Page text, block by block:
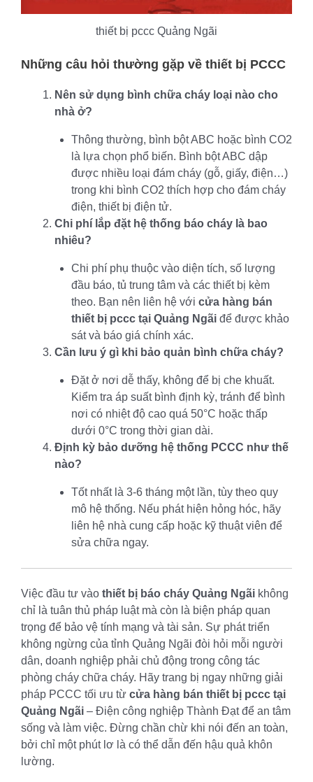
thiết bị pccc Quảng Ngãi
Những câu hỏi thường gặp về thiết bị PCCC
Nên sử dụng bình chữa cháy loại nào cho
nhà ở?
Thông thường, bình bột ABC hoặc bình CO2
là lựa chọn phổ biến. Bình bột ABC dập
được nhiều loại đám cháy (gỗ, giấy, điện…)
trong khi bình CO2 thích hợp cho đám cháy
điện, thiết bị điện tử.
Chi phí lắp đặt hệ thống báo cháy là bao
nhiêu?
Chi phí phụ thuộc vào diện tích, số lượng
đầu báo, tủ trung tâm và các thiết bị kèm
theo. Bạn nên liên hệ với cửa hàng bán
thiết bị pccc tại Quảng Ngãi để được khảo
sát và báo giá chính xác.
Cần lưu ý gì khi bảo quản bình chữa cháy?
Đặt ở nơi dễ thấy, không để bị che khuất.
Kiểm tra áp suất bình định kỳ, tránh để bình
nơi có nhiệt độ cao quá 50°C hoặc thấp
dưới 0°C trong thời gian dài.
Định kỳ bảo dưỡng hệ thống PCCC như thế
nào?
Tốt nhất là 3-6 tháng một lần, tùy theo quy
mô hệ thống. Nếu phát hiện hỏng hóc, hãy
liên hệ nhà cung cấp hoặc kỹ thuật viên để
sửa chữa ngay.
Việc đầu tư vào thiết bị báo cháy Quảng Ngãi không
chỉ là tuân thủ pháp luật mà còn là biện pháp quan
trọng để bảo vệ tính mạng và tài sản. Sự phát triển
không ngừng của tỉnh Quảng Ngãi đòi hỏi mỗi người
dân, doanh nghiệp phải chủ động trong công tác
phòng cháy chữa cháy. Hãy trang bị ngay những giải
pháp PCCC tối ưu từ cửa hàng bán thiết bị pccc tại
Quảng Ngãi – Điện công nghiệp Thành Đạt để an tâm
sống và làm việc. Đừng chần chừ khi nói đến an toàn,
bởi chỉ một phút lơ là có thể dẫn đến hậu quả khôn
lường.